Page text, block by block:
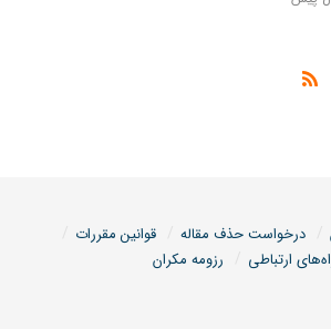
درخواست حذف مقاله
قوانین مقررات
ارتباطی
رزومه مکران